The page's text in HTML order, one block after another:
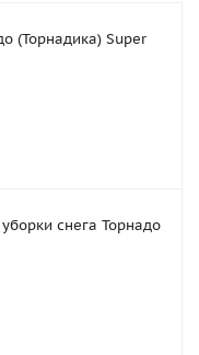
(Торнадика) Super
снега Торнадо